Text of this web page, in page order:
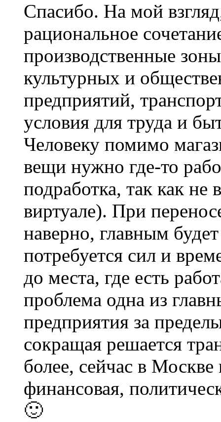
Спасибо. На мой
рациональное
производственные
культурных и
предприятий,
условия для труда и
Человеку помимо
вещи нужно где-то
подработка, так как не
виртуале). При
наверно, главным
потребуется сил и
до места, где есть
проблема одна из
предприятия за
сокращая решается
более, сейчас в
финансовая,
🙂